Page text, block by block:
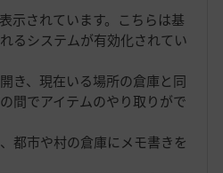
示されています。こちらは基
るシステムが有効化されてい
き、現在いる場所の倉庫と同
間でアイテムのやり取りがで
都市や村の倉庫にメモ書きを